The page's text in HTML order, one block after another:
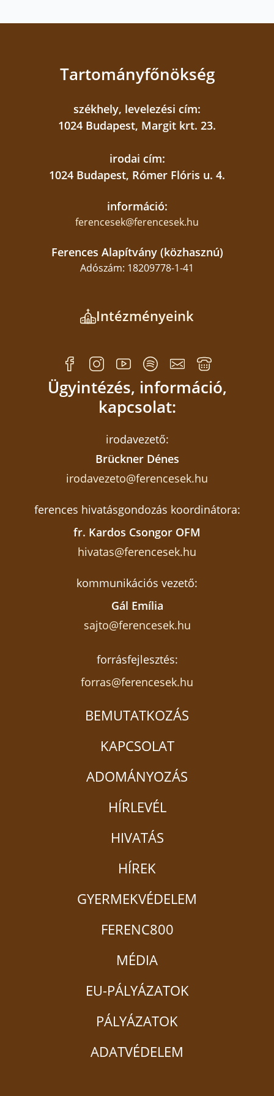
példázzák, hogy a ferences oktatás nem áll
jelenlétet, közösségépítést és a keresztény
értékek mindennapi megélését is jelenti. Az
tapasztalhatják meg a ferences nevelés
emberformáló erejét.
Ferences Média 2026
Tartományfőnökség
székhely, levelezési cím:
1024 Budapest, Margit krt. 23.
irodai cím:
1024 Budapest, Rómer Flóris u. 4.
információ:
ferencesek@ferencesek.hu
Ferences Alapítvány (közhasznú)
Adószám: 18209778-1-41
Intézményeink
Ügyintézés, információ,
kapcsolat:
irodavezető:
Brückner Dénes
irodavezeto@ferencesek.hu
ferences hivatásgondozás koordinátora:
fr. Kardos Csongor OFM
hivatas@ferencesek.hu
kommunikációs vezető:
Gál Emília
sajto@ferencesek.hu
forrásfejlesztés:
forras@ferencesek.hu
BEMUTATKOZÁS
KAPCSOLAT
ADOMÁNYOZÁS
HÍRLEVÉL
HIVATÁS
HÍREK
GYERMEKVÉDELEM
FERENC800
MÉDIA
EU-PÁLYÁZATOK
PÁLYÁZATOK
ADATVÉDELEM